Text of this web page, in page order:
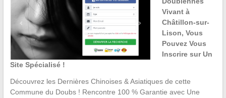
Vivant à
Châtillon-sur-
Lison, Vous
Pouvez Vous
Inscrire sur Un
Site Spécialisé !
Découvrez les Dernières Chinoises & Asiatiques de cette
Commune du Doubs ! Rencontre 100 % Garantie avec Une